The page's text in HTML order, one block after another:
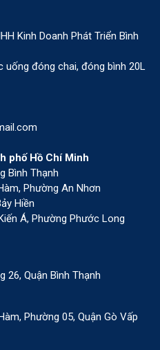
Kinh Doanh Phát Triển Bình
uống đóng chai, đóng bình 20L
phố Hồ Chí Minh
Bình Thạnh
Phường An Nhơn
Hiền
Á, Phường Phước Long
26, Quận Bình Thạnh
Phường 05, Quận Gò Vấp